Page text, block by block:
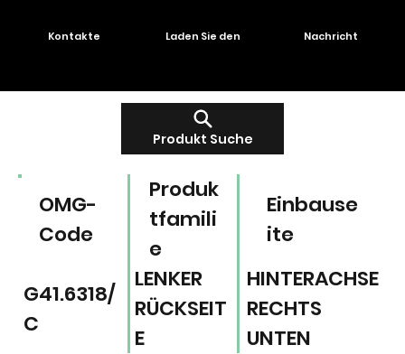
Produkt Suche
Kontakte Laden Sie den Nachricht
Einbause
ite
Produk
tfamili
e
OMG-
Code
HINTERACHSE
RECHTS
UNTEN
LENKER
RÜCKSEIT
E
G41.6318/
C